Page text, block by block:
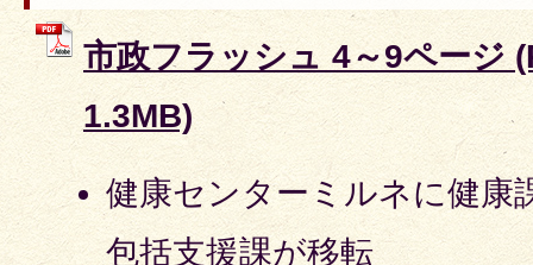
市政フラッシュ 4～9ページ
1.3MB)
健康センターミルネに健康
包括支援課が移転